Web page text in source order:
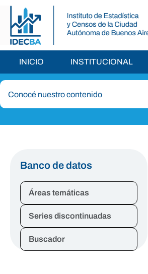
INICIO INSTITUCIONAL
Banco de datos
Áreas temáticas
Series discontinuadas
Buscador